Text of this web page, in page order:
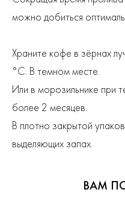
можно добиться
Храните кофе в зёрнах
°С. В темном месте.
Или в морозильнике при
более 2 месяцев.
В плотно закрытой
выделяющих запах.
ВАМ